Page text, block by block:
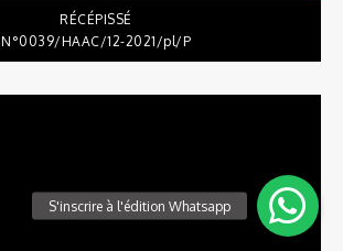
RÉCÉPISSÉ
N°0039/HAAC/12-2021/pl/P